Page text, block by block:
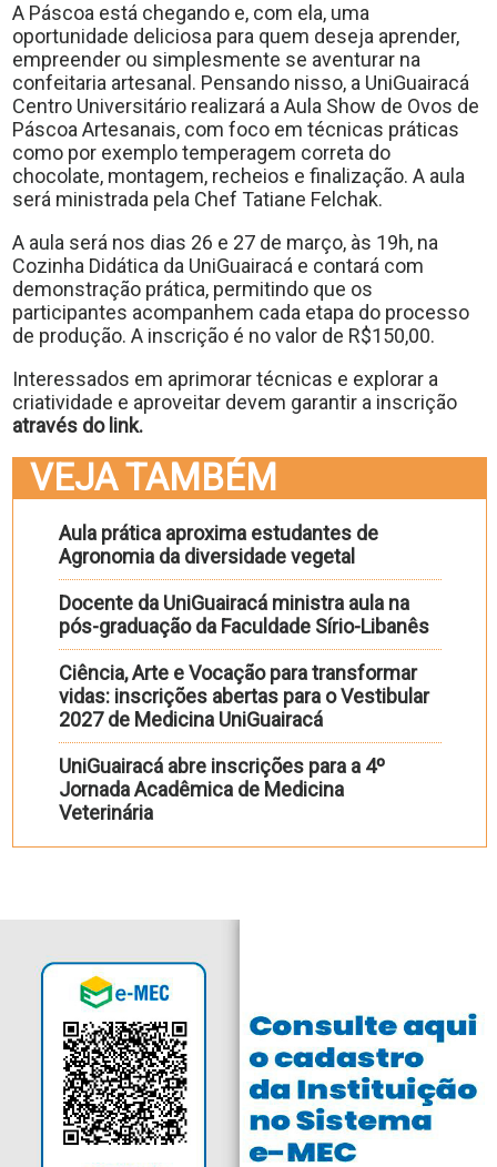
A Páscoa está chegando e, com ela, uma
oportunidade deliciosa para quem deseja aprender,
empreender ou simplesmente se aventurar na
confeitaria artesanal. Pensando nisso, a UniGuairacá
Centro Universitário realizará a Aula Show de Ovos de
Páscoa Artesanais, com foco em técnicas práticas
como por exemplo temperagem correta do
chocolate, montagem, recheios e finalização. A aula
será ministrada pela Chef Tatiane Felchak.
A aula será nos dias 26 e 27 de março, às 19h, na
Cozinha Didática da UniGuairacá e contará com
demonstração prática, permitindo que os
participantes acompanhem cada etapa do processo
de produção. A inscrição é no valor de R$150,00.
Interessados em aprimorar técnicas e explorar a
criatividade e aproveitar devem garantir a inscrição
através do link.
VEJA TAMBÉM
Aula prática aproxima estudantes de
Agronomia da diversidade vegetal
Docente da UniGuairacá ministra aula na
pós-graduação da Faculdade Sírio-Libanês
Ciência, Arte e Vocação para transformar
vidas: inscrições abertas para o Vestibular
2027 de Medicina UniGuairacá
UniGuairacá abre inscrições para a 4º
Jornada Acadêmica de Medicina
Veterinária